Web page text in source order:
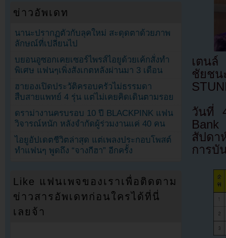
เตนล์
ชัยช
วันที่
สัปดา
การบั
ข่าวอัพเดท
นานะปรากฏตัวกับลุคใหม่ สะดุดตาด้วยภาพ
ลักษณ์ที่เปลี่ยนไป
บยอนอูซอกเคยเซอร์ไพรส์ไอยูด้วยเค้กสั่งทำ
พิเศษ แฟนๆเพิ่งสังเกตหลังผ่านมา 3 เดือน
ฮายองเปิดประวัติครอบครัวไม่ธรรมดา
สืบสายแพทย์ 4 รุ่น แต่ไม่เคยคิดเดินตามรอย
ดราม่างานครบรอบ 10 ปี BLACKPINK แฟน
วิจารณ์หนัก หลังจำกัดผู้ร่วมงานแค่ 40 คน
ไอยูอัปเดตชีวิตล่าสุด แต่เพลงประกอบโพสต์
ทำแฟนๆ พูดถึง “จางกีฮา” อีกครั้ง
Like แฟนเพจของเราเพื่อติดตาม
ข่าวสารอัพเดทก่อนใครได้ที่นี่
เลยจ้า